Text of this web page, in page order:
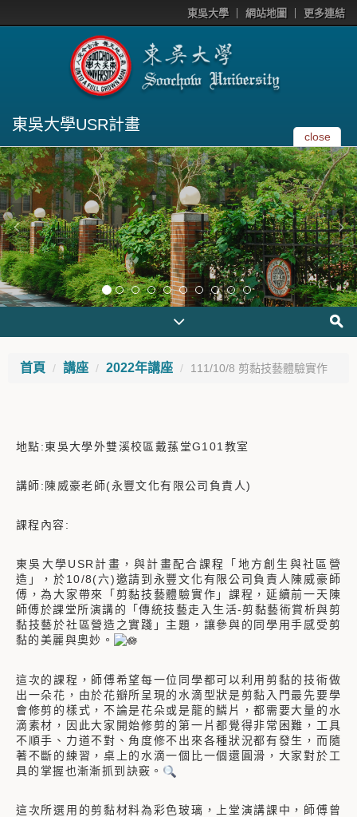
東吳大學 網站地圖 更多連結
東吳大學USR計畫
close
首頁 講座 2022年講座 111/10/8 剪黏技藝體驗實作
地點:東吳大學外雙溪校區戴蓀堂G101教室
講師:陳威豪老師(永豐文化有限公司負責人)
課程內容:
東吳大學USR計畫，與計畫配合課程「地方創生與社區營
造」，於10/8(六)邀請到永豐文化有限公司負責人陳威豪師
傅，為大家帶來「剪黏技藝體驗實作」課程，延續前一天陳
師傅於課堂所演講的「傳統技藝走入生活-剪黏藝術賞析與剪
黏技藝於社區營造之實踐」主題，讓參與的同學用手感受剪
黏的美麗與奧妙。
這次的課程，師傅希望每一位同學都可以利用剪黏的技術做
出一朵花，由於花瓣所呈現的水滴型狀是剪黏入門最先要學
會修剪的樣式，不論是花朵或是龍的鱗片，都需要大量的水
滴素材，因此大家開始修剪的第一片都覺得非常困難，工具
不順手、力道不對、角度修不出來各種狀況都有發生，而隨
著不斷的練習，桌上的水滴一個比一個還圓滑，大家對於工
具的掌握也漸漸抓到訣竅。
這次所選用的剪黏材料為彩色玻璃，上堂演講課中，師傅曾